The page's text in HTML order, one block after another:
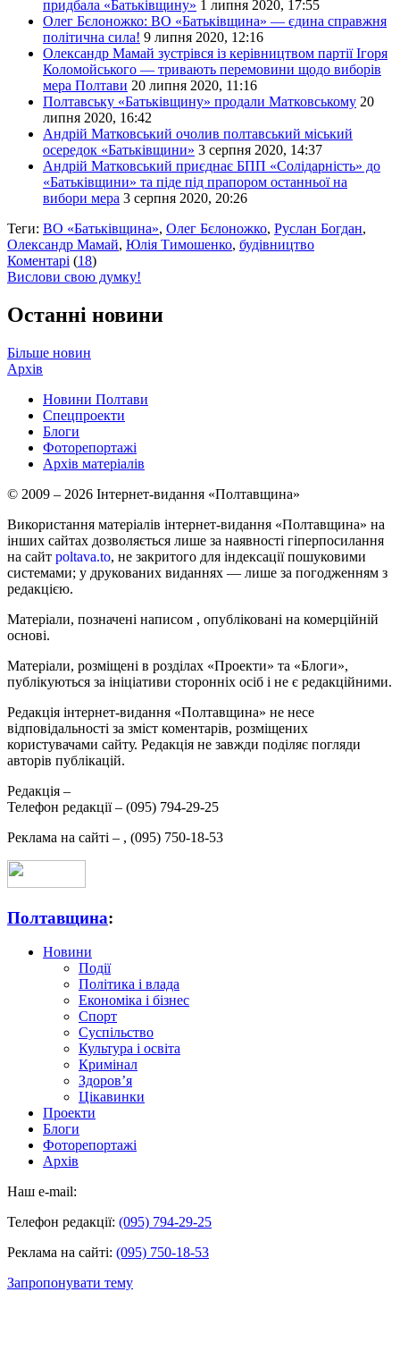
придбала «Батьківщину» 1 липня 2020, 17:55
Олег Бєлоножко: ВО «Батьківщина» — єдина справжня
політична сила! 9 липня 2020, 12:16
Олександр Мамай зустрівся із керівництвом партії Ігоря
Коломойського — тривають перемовини щодо виборів
мера Полтави 20 липня 2020, 11:16
Полтавську «Батьківщину» продали Матковському 20
липня 2020, 16:42
Андрій Матковський очолив полтавський міський
осередок «Батьківщини» 3 серпня 2020, 14:37
Андрій Матковський приєднає БПП «Солідарність» до
«Батьківщини» та піде під прапором останньої на
вибори мера 3 серпня 2020, 20:26
Теги: ВО «Батьківщина», Олег Бєлоножко, Руслан Богдан,
Олександр Мамай, Юлія Тимошенко, будівництво
Коментарі (18)
Вислови свою думку!
Останні новини
Більше новин
Архів
Новини Полтави
Спецпроекти
Блоги
Фоторепортажі
Архів матеріалів
© 2009 – 2026 Інтернет-видання «Полтавщина»
Використання матеріалів інтернет-видання «Полтавщина» на
інших сайтах дозволяється лише за наявності гіперпосилання
на сайт poltava.to, не закритого для індексації пошуковими
системами; у друкованих виданнях — лише за погодженням з
редакцією.
Матеріали, позначені написом , опубліковані на комерційній
основі.
Матеріали, розміщені в розділах «Проекти» та «Блоги»,
публікуються за ініціативи сторонніх осіб і не є редакційними.
Редакція інтернет-видання «Полтавщина» не несе
відповідальності за зміст коментарів, розміщених
користувачами сайту. Редакція не завжди поділяє погляди
авторів публікацій.
Редакція –
Телефон редакції – (095) 794-29-25
Реклама на сайті – , (095) 750-18-53
Полтавщина:
Новини
Події
Політика і влада
Економіка і бізнес
Спорт
Суспільство
Культура і освіта
Кримінал
Здоров’я
Цікавинки
Проекти
Блоги
Фоторепортажі
Архів
Наш e-mail:
Телефон редакції: (095) 794-29-25
Реклама на сайті: (095) 750-18-53
Запропонувати тему